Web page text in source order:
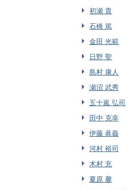
初瀬 貴
石橋 篤
金田 光範
日野 聖
島村 康人
瀬沼 武秀
五十嵐 弘司
田中 克幸
伊藤 眞義
河村 裕司
木村 充
夏原 馨